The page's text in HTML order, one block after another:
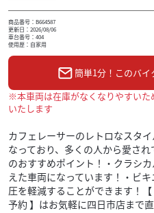
商品番号：B664587
更新日：2026/08/06
車台番号：404
使用歴：自家用
簡単1分！このバイ
※本車両は在庫がなくなりやすい
いたします
カフェレーサーのレトロなスタ
なっており、多くの人から愛さ
のおすすめポイント！・クラシ
えた車両になっています！・ビ
圧を軽減することができます！
予約 】はお気軽に四日市店まで